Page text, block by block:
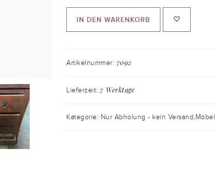
IN DEN WARENKORB
Artikelnummer: 7092
Lieferzeit: 7 Werktage
Kategorie: Nur Abholung - kein Versand,Möbel